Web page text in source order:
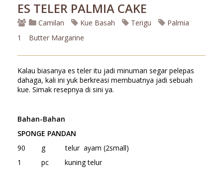
ES TELER PALMIA CAKE
1
Camilan Kue Basah Terigu
Palmia
Butter Margarine
Kalau biasanya es teler itu jadi minuman segar pelepas
dahaga, kali ini yuk berkreasi membuatnya jadi sebuah
kue. Simak resepnya di sini ya.
Bahan-Bahan
SPONGE PANDAN
90 g telur ayam (2small)
1 pc kuning telur